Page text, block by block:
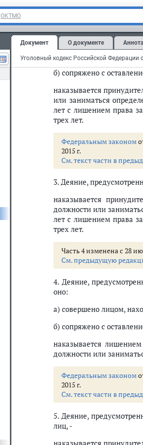
ОКТМО
Документ О документе
Уголовный кодекс Российской
См. предыдущую
2. Деяние,
вреда здоровью
а) совершено лицом,
б) сопряжено с
наказывается
или заниматься
лет с лишением права
трех лет.
Федеральным законом
2015 г.
См. текст части в
3. Деяние,
наказывается
должности или
лет с лишением права
трех лет.
Часть 4 изменена с 28
См. предыдущую
4. Деяние,
оно:
а) совершено лицом,
б) сопряжено с
наказывается
должности или
Федеральным законом
2015 г.
См. текст части в
5. Деяние,
лиц, -
наказывается